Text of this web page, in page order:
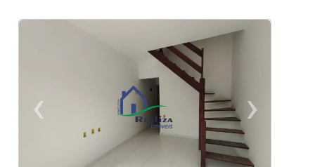
‹
Previous
›